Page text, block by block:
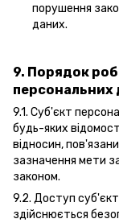
порушення
даних.
9. Порядок
персональних
9.1. Суб'єкт
будь-яких
відносин,
зазначення мети
законом.
9.2. Доступ
здійснюється